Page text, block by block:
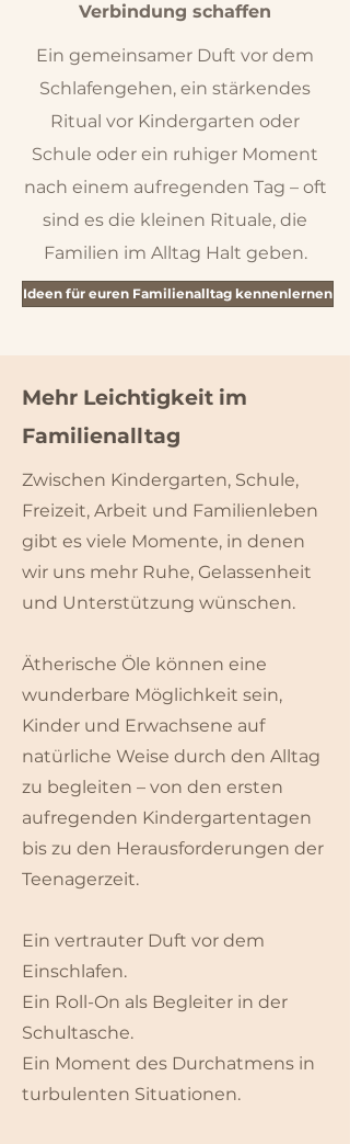
Verbindung schaffen
Ein gemeinsamer Duft vor dem
Schlafengehen, ein stärkendes
Ritual vor Kindergarten oder
Schule oder ein ruhiger Moment
nach einem aufregenden Tag – oft
sind es die kleinen Rituale, die
Familien im Alltag Halt geben.
Ideen für euren Familienalltag kennenlernen
Mehr Leichtigkeit im
Familienalltag
Zwischen Kindergarten, Schule,
Freizeit, Arbeit und Familienleben
gibt es viele Momente, in denen
wir uns mehr Ruhe, Gelassenheit
und Unterstützung wünschen.
Ätherische Öle können eine
wunderbare Möglichkeit sein,
Kinder und Erwachsene auf
natürliche Weise durch den Alltag
zu begleiten – von den ersten
aufregenden Kindergartentagen
bis zu den Herausforderungen der
Teenagerzeit.
Ein vertrauter Duft vor dem
Einschlafen.
Ein Roll-On als Begleiter in der
Schultasche.
Ein Moment des Durchatmens in
turbulenten Situationen.